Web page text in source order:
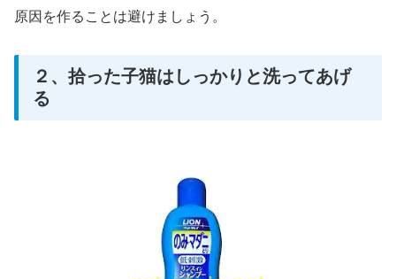
原因を作ることは避けましょう。
２、拾った子猫はしっかりと洗ってあげ
る